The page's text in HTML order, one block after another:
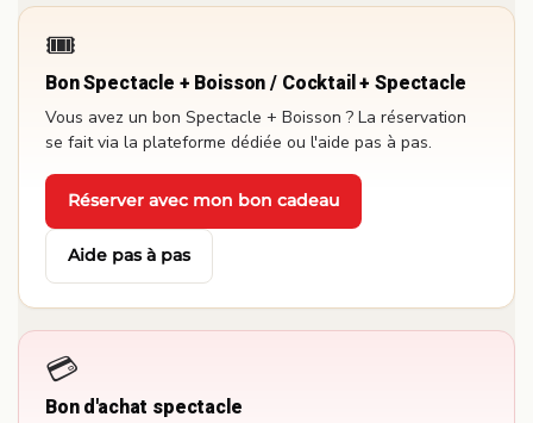
🎟️
Bon Spectacle + Boisson / Cocktail + Spectacle
Vous avez un bon Spectacle + Boisson ? La réservation
se fait via la plateforme dédiée ou l'aide pas à pas.
Réserver avec mon bon cadeau
· Aide pas à pas
💳
Bon d'achat spectacle